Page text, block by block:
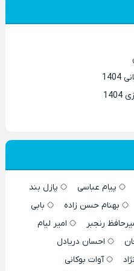
پیام عباسی
پازل بند
بهنام حسن زاده
بابی
رنجبر
امیر لیام
احسان دریادل
آوات بوکانی